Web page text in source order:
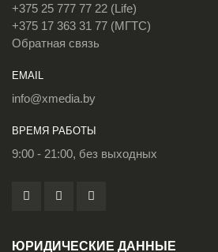
+375 25 777 77 22 (Life)
+375 17 363 31 77 (МГТС)
Обратная связь
EMAIL
info@xmedia.by
ВРЕМЯ РАБОТЫ
9:00 - 21:00, без выходных
ЮРИДИЧЕСКИЕ ДАННЫЕ